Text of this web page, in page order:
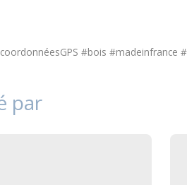
#bois #madeinfrance
par